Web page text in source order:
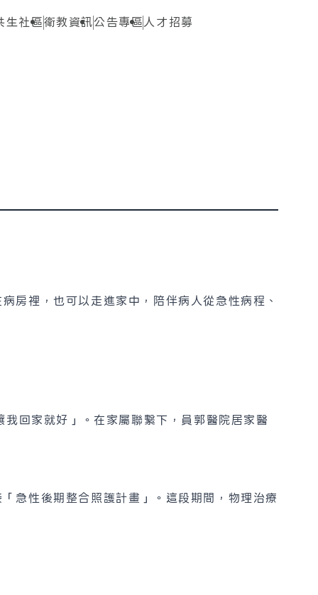
生社區衛教資訊公告專區人才招募
房裡，也可以走進家中，陪伴病人從急性病程、
回家就好」。在家屬聯繫下，員郭醫院居家醫
急性後期整合照護計畫」。這段期間，物理治療